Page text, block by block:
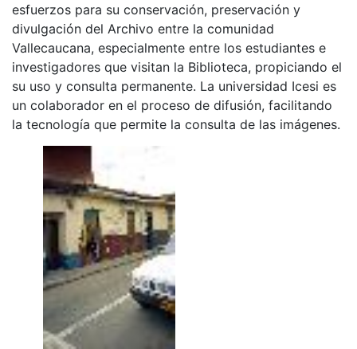
esfuerzos para su conservación, preservación y
divulgación del Archivo entre la comunidad
Vallecaucana, especialmente entre los estudiantes e
investigadores que visitan la Biblioteca, propiciando el
su uso y consulta permanente. La universidad Icesi es
un colaborador en el proceso de difusión, facilitando
la tecnología que permite la consulta de las imágenes.